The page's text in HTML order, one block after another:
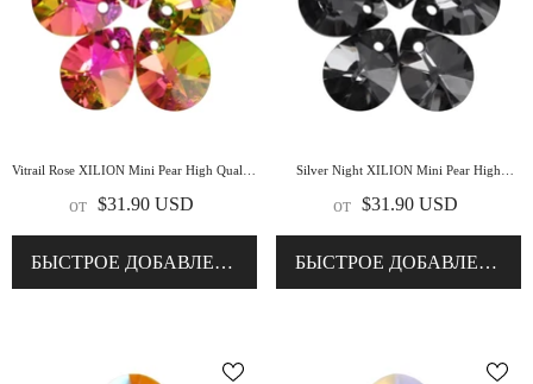
Vitrail Rose XILION Mini Pear High Quality
от $31.90 USD
БЫСТРОЕ ДОБАВЛЕНИЕ
Silver Night XILION Mini Pear High
от $31.90 USD
БЫСТРОЕ ДОБАВЛЕНИЕ